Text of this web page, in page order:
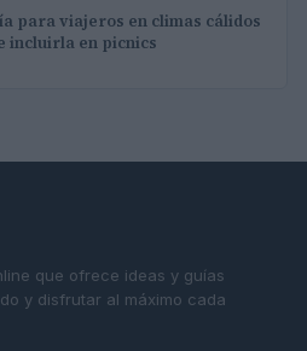
para viajeros en climas cálidos
incluirla en picnics
que ofrece ideas y guías
y disfrutar al máximo cada